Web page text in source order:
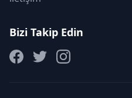
Bizi Takip Edin